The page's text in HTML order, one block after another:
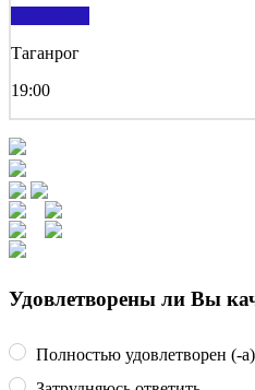
Таганрог
19:00
Удовлетворены ли Вы
Полностью удовлетворен (-а)